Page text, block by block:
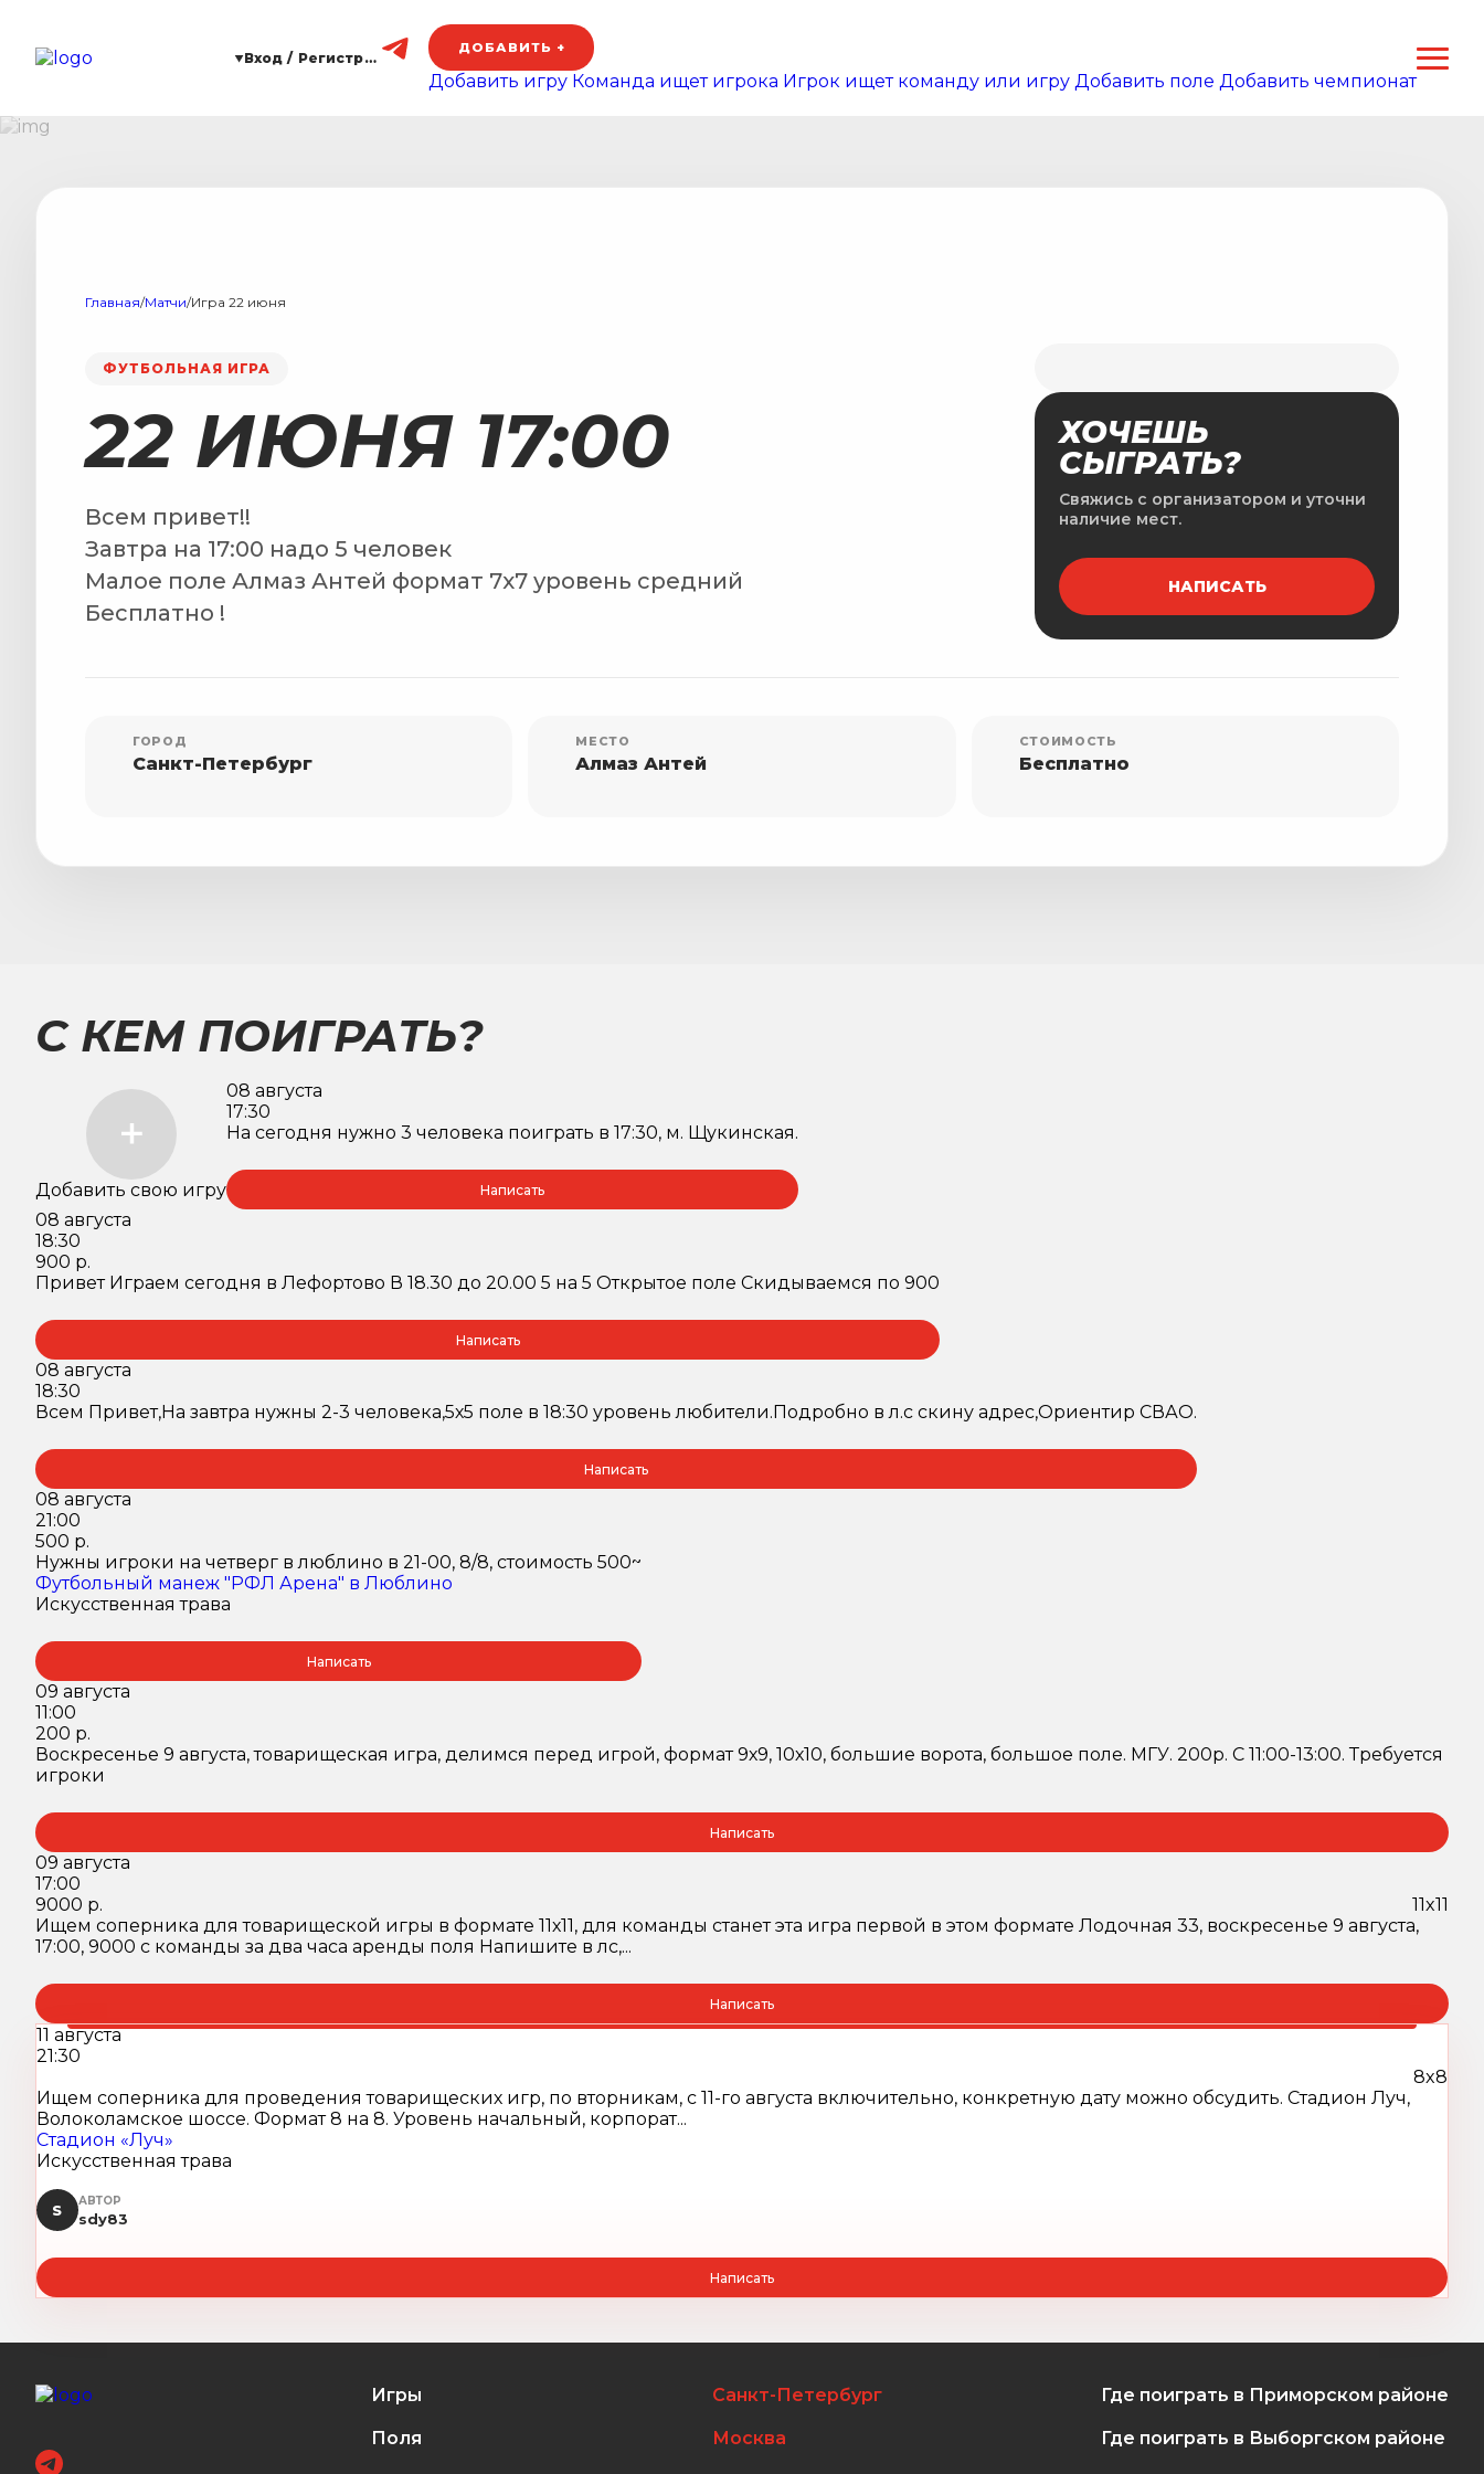
Вход / Регистрация
ДОБАВИТЬ +
Добавить игру Команда ищет игрока Игрок ищет команду или игру Добавить поле Добавить чемпионат
Главная/Матчи/Игра 22 июня
ФУТБОЛЬНАЯ ИГРА
22 ИЮНЯ 17:00
Всем привет!!
Завтра на 17:00 надо 5 человек
Малое поле Алмаз Антей формат 7х7 уровень средний
Бесплатно !
ГОРОД
Санкт-Петербург
МЕСТО
Алмаз Антей
СТОИМОСТЬ
Бесплатно
ХОЧЕШЬ
СЫГРАТЬ?
Свяжись с организатором и уточни
наличие мест.
НАПИСАТЬ
С КЕМ ПОИГРАТЬ?
Добавить свою игру
08 августа
17:30
На сегодня нужно 3 человека поиграть в 17:30, м. Щукинская.
Написать
08 августа
18:30
900 р.
Привет Играем сегодня в Лефортово В 18.30 до 20.00 5 на 5 Открытое поле Скидываемся по 900
Написать
08 августа
18:30
Всем Привет,На завтра нужны 2-3 человека,5х5 поле в 18:30 уровень любители.Подробно в л.с скину адрес,Ориентир СВАО.
Написать
08 августа
21:00
500 р.
Нужны игроки на четверг в люблино в 21-00, 8/8, стоимость 500~
Футбольный манеж "РФЛ Арена" в Люблино
Искусственная трава
Написать
09 августа
11:00
200 р.
Воскресенье 9 августа, товарищеская игра, делимся перед игрой, формат 9х9, 10х10, большие ворота, большое поле. МГУ. 200р. С 11:00-13:00. Требуется
игроки
Написать
09 августа
17:00
9000 р.
11x11
Ищем соперника для товарищеской игры в формате 11х11, для команды станет эта игра первой в этом формате Лодочная 33, воскресенье 9 августа,
17:00, 9000 с команды за два часа аренды поля Напишите в лс,...
Написать
11 августа
21:30
8x8
Ищем соперника для проведения товарищеских игр, по вторникам, с 11-го августа включительно, конкретную дату можно обсудить. Стадион Луч,
Волоколамское шоссе. Формат 8 на 8. Уровень начальный, корпорат...
Стадион «Луч»
Искусственная трава
S
АВТОР
sdy83
Написать
Игры
Поля
Санкт-Петербург
Москва
Где поиграть в Приморском районе
Где поиграть в Выборгском районе